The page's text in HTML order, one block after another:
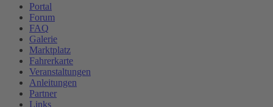
Portal
Forum
FAQ
Galerie
Marktplatz
Fahrerkarte
Veranstaltungen
Anleitungen
Partner
Links